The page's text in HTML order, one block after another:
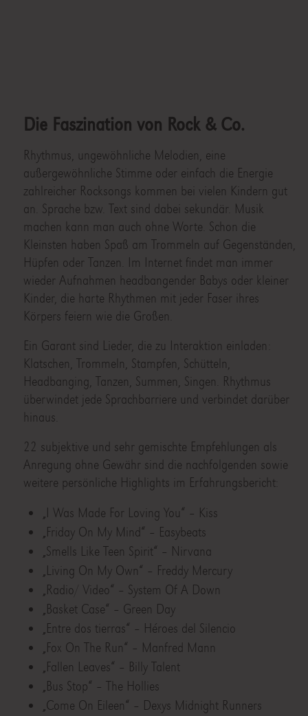
Die Faszination von Rock & Co.
Rhythmus, ungewöhnliche Melodien, eine
außergewöhnliche Stimme oder einfach die Energie
zahlreicher Rocksongs kommen bei vielen Kindern gut
an. Sprache bzw. Text sind dabei sekundär. Musik
machen kann man auch ohne Worte. Schon die
Kleinsten haben Spaß am Trommeln auf Gegenständen,
Hüpfen oder Tanzen. Im Internet findet man immer
wieder Aufnahmen headbangender Babys oder kleiner
Kinder, die harte Rhythmen mit jeder Faser ihres
Körpers feiern wie die Großen.
Ein Garant sind Lieder, die zu Interaktion einladen:
Klatschen, Trommeln, Stampfen, Schütteln,
Headbanging, Tanzen, Summen, Singen. Rhythmus
überwindet jede Sprachbarriere und verbindet darüber
hinaus.
22 subjektive und sehr gemischte Empfehlungen als
Anregung ohne Gewähr sind die nachfolgenden sowie
weitere persönliche Highlights im Erfahrungsbericht:
„I Was Made For Loving You“ – Kiss
„Friday On My Mind“ – Easybeats
„Smells Like Teen Spirit“ – Nirvana
„Living On My Own“ – Freddy Mercury
„Radio/ Video“ – System Of A Down
„Basket Case“ – Green Day
„Entre dos tierras“ – Héroes del Silencio
„Fox On The Run“ – Manfred Mann
„Fallen Leaves“ – Billy Talent
„Bus Stop“ – The Hollies
„Come On Eileen“ – Dexys Midnight Runners